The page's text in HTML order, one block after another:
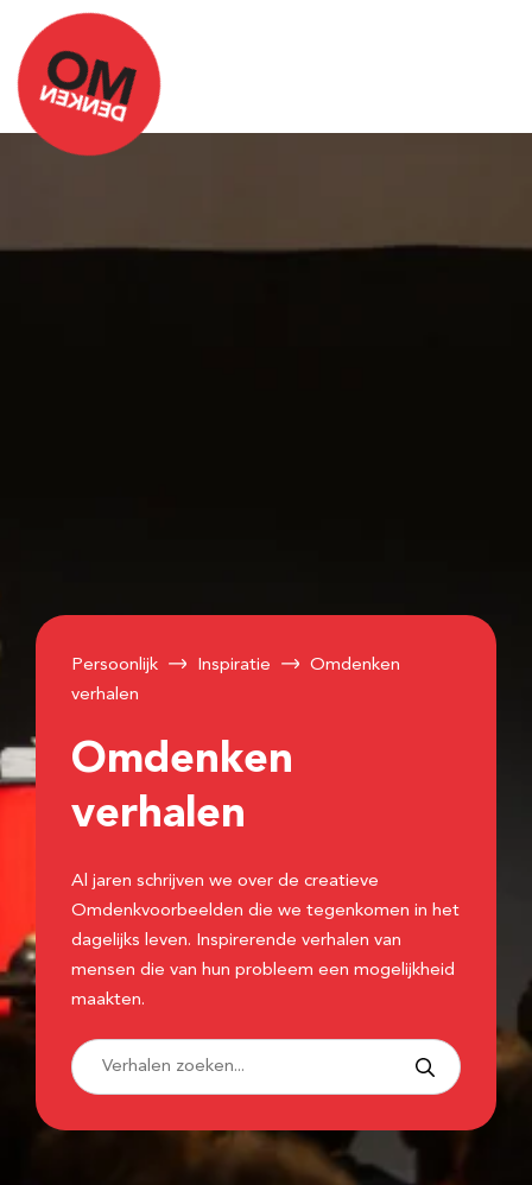
Persoonlijk Inspiratie
Omdenken
verhalen
Omdenken
verhalen
Al jaren schrijven we over de creatieve
Omdenkvoorbeelden die we tegenkomen in het
dagelijks leven. Inspirerende verhalen van
mensen die van hun probleem een mogelijkheid
maakten.